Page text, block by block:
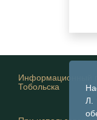
Л.
Информационный
Тобольска